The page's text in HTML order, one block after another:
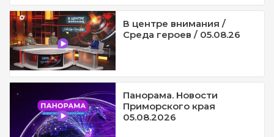
В центре внимания /
Среда героев / 05.08.26
Панорама. Новости
Приморского края
05.08.2026